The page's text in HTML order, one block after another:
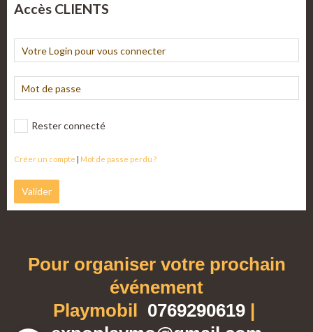
Accès CLIENTS
Rester connecté
Créer un compte Mot de passe perdu ?
Valider
Pour organiser votre prochain
événement
Playmobil 0769290619 |